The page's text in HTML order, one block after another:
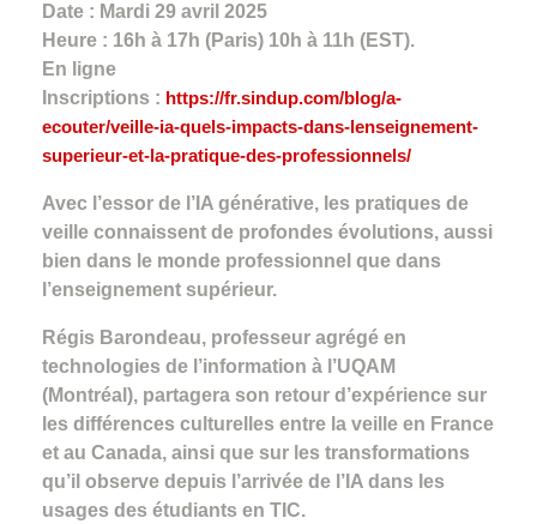
Date : Mardi 29 avril 2025
Heure : 16h à 17h (Paris) 10h à 11h (EST).
En ligne
Inscriptions : https://fr.sindup.com/blog/a-
ecouter/veille-ia-quels-impacts-dans-lenseignement-
superieur-et-la-pratique-des-professionnels/
Avec l’essor de l’IA générative, les pratiques de
veille connaissent de profondes évolutions, aussi
bien dans le monde professionnel que dans
l’enseignement supérieur.
Régis Barondeau, professeur agrégé en
technologies de l’information à l’UQAM
(Montréal), partagera son retour d’expérience sur
les différences culturelles entre la veille en France
et au Canada, ainsi que sur les transformations
qu’il observe depuis l’arrivée de l’IA dans les
usages des étudiants en TIC.